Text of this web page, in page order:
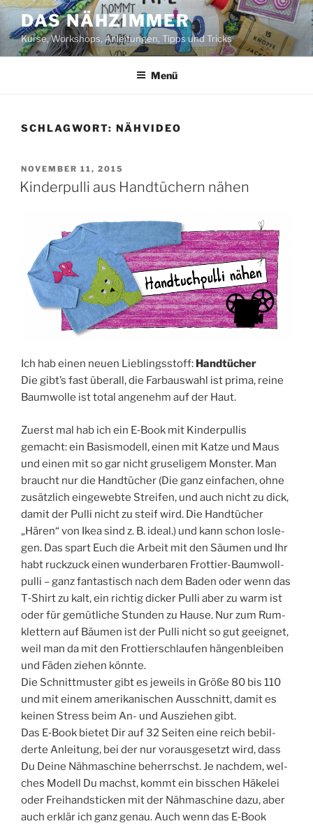
Zum
Inhalt
springen
DAS NÄHZIMMER
Kurse, Workshops, Anleitungen, Tipps und Tricks
Menü
SCHLAGWORT: NÄHVIDEO
VERÖFFENTLICHT
AM
NOVEMBER 11, 2015
Kinderpulli aus Handtüchern nähen
Ich hab einen neu­en Lieb­lings­stoff: Hand­tü­cher
Die gibt’s fast über­all, die Farb­aus­wahl ist pri­ma, rei­ne
Baum­wol­le ist total ange­nehm auf der Haut.
Zuerst mal hab ich ein E‑Book mit Kin­der­pul­lis
gemacht: ein Basis­mo­dell, einen mit Kat­ze und Maus
und einen mit so gar nicht gru­se­li­gem Mons­ter. Man
braucht nur die Hand­tü­cher (Die ganz ein­fa­chen, ohne
zusätz­lich ein­ge­web­te Strei­fen, und auch nicht zu dick,
damit der Pul­li nicht zu steif wird. Die Hand­tü­cher
„Hären“ von Ikea sind z. B. ide­al.) und kann schon los­le­
gen. Das spart Euch die Arbeit mit den Säu­men und Ihr
habt ruck­zuck einen wun­der­ba­ren Frot­tier-Baum­woll­
pul­li – ganz fan­tas­tisch nach dem Baden oder wenn das
T‑Shirt zu kalt, ein rich­tig dicker Pul­li aber zu warm ist
oder für gemüt­li­che Stun­den zu Hau­se. Nur zum Rum­
klet­tern auf Bäu­men ist der Pul­li nicht so gut geeig­net,
weil man da mit den Frot­tier­schlau­fen hän­gen­blei­ben
und Fäden zie­hen könnte.
Die Schnitt­mus­ter gibt es jeweils in Grö­ße 80 bis 110
und mit einem ame­ri­ka­ni­schen Aus­schnitt, damit es
kei­nen Stress beim An- und Aus­zie­hen gibt.
Das E‑Book bie­tet Dir auf 32 Sei­ten eine reich bebil­
der­te Anlei­tung, bei der nur vor­aus­ge­setzt wird, dass
Du Dei­ne Näh­ma­schi­ne beherrschst. Je nach­dem, wel­
ches Modell Du machst, kommt ein biss­chen Häke­lei
oder Frei­hand­sti­cken mit der Näh­ma­schi­ne dazu, aber
auch erklär ich ganz genau. Auch wenn das E‑Book